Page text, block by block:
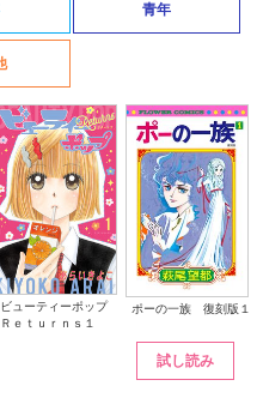
青年
ビューティーポップ
Ｒｅｔｕｒｎｓ１
ポーの一族 復刻版１
試し読み